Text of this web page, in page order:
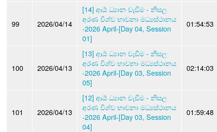
99 2026/04/14
[14] ආර්‍ය ධ්‍යාන වැඩීම - නිසල
අරණ විශ්ව භාවනා මධ්‍යස්ථානය
-2026 April-[Day 04, Session
01]
01:54:53
100 2026/04/13
[13] ආර්‍ය ධ්‍යාන වැඩීම - නිසල
අරණ විශ්ව භාවනා මධ්‍යස්ථානය
-2026 April-[Day 03, Session
05]
02:14:03
101 2026/04/13
[12] ආර්‍ය ධ්‍යාන වැඩීම - නිසල
අරණ විශ්ව භාවනා මධ්‍යස්ථානය
-2026 April-[Day 03, Session
04]
01:59:48